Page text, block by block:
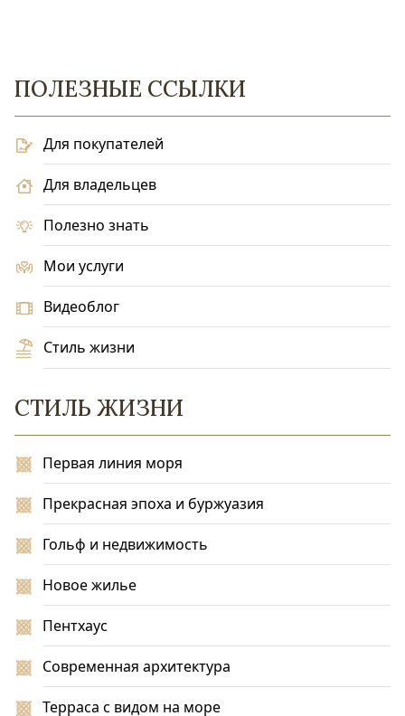
ПОЛЕЗНЫЕ ССЫЛКИ
Для покупателей
Для владельцев
Полезно знать
Мои услуги
Видеоблог
Стиль жизни
СТИЛЬ ЖИЗНИ
Первая линия моря
Прекрасная эпоха и буржуазия
Гольф и недвижимость
Новое жилье
Пентхаус
Современная архитектура
Терраса с видом на море